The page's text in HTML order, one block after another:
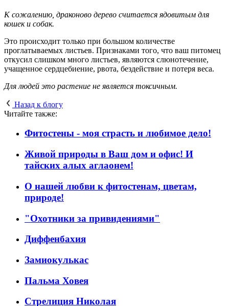
К сожалению, драконово дерево считается ядовитым для
кошек и собак.
Это происходит только при большом количестве
проглатываемых листьев. Признаками того, что ваш питомец
откусил слишком много листьев, являются слюнотечение,
учащенное сердцебиение, рвота, бездействие и потеря веса.
Для людей это растение не является токсичным.
Назад к блогу
Читайте также:
Фитостены - моя страсть и любимое дело!
Живой природы в Ваш дом и офис! И
тайских алых аглаонем!
О нашей любви к фитостенам, цветам,
природе!
"Охотники за привидениями"
Диффенбахия
Замиокулькас
Пальма Ховея
Стрелиция Николая